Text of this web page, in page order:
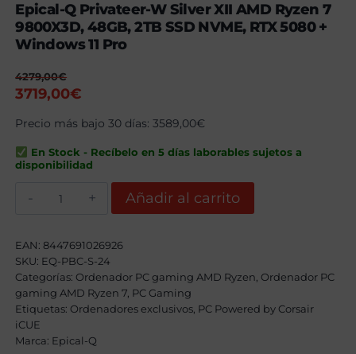
Epical-Q Privateer-W Silver XII AMD Ryzen 7
9800X3D, 48GB, 2TB SSD NVME, RTX 5080 +
Windows 11 Pro
4279,00€
El
original
era:
4279,00€.
3719,00€
actual
es:
3719,00€.
Precio más bajo 30 días:3589,00€
En Stock - Recíbelo en 5 días laborables sujetos a
disponibilidad
Silver
XII
AMD
Ryzen
7
9800X3D,
48GB,
SSD
Añadir al carrito
EAN:8447691026926
SKU: EQ-PBC-S-24
Categorías: Ordenador PC gaming AMD Ryzen Ordenador PC
gaming AMD Ryzen 7 PC Gaming
Etiquetas: Ordenadores exclusivos PC Powered by Corsair
iCUE
Marca: Epical-Q